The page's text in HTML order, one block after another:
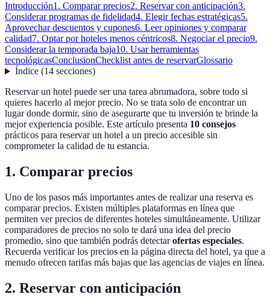
Introducción1. Comparar precios2. Reservar con anticipación3.
Considerar programas de fidelidad4. Elegir fechas estratégicas5.
Aprovechar descuentos y cupones6. Leer opiniones y comparar
calidad7. Optar por hoteles menos céntricos8. Negociar el precio9.
Considerar la temporada baja10. Usar herramientas
tecnológicasConclusionChecklist antes de reservarGlossario
Índice(14 secciones)
Reservar un hotel puede ser una tarea abrumadora, sobre todo si
quieres hacerlo al mejor precio. No se trata solo de encontrar un
lugar donde dormir, sino de asegurarte que tu inversión te brinde la
mejor experiencia posible. Este artículo presenta 10 consejos
prácticos para reservar un hotel a un precio accesible sin
comprometer la calidad de tu estancia.
1. Comparar precios
Uno de los pasos más importantes antes de realizar una reserva es
comparar precios. Existen múltiples plataformas en línea que
permiten ver precios de diferentes hoteles simultáneamente. Utilizar
comparadores de precios no solo te dará una idea del precio
promedio, sino que también podrás detectarofertas especiales.
Recuerda verificar los precios en la página directa del hotel, ya que a
menudo ofrecen tarifas más bajas que las agencias de viajes en línea.
2. Reservar con anticipación